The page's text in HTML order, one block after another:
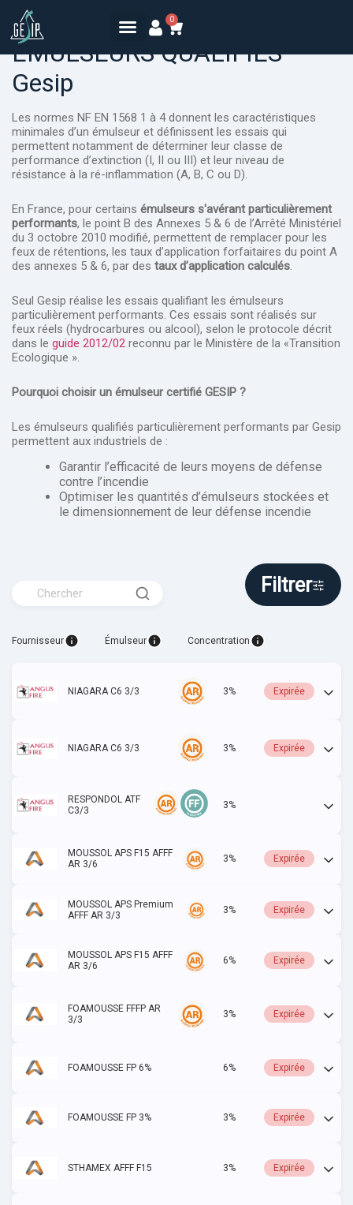
0
EMULSEURS QUALIFIES
Gesip
Les normes NF EN 1568 1 à 4 donnent les caractéristiques
minimales d’un émulseur et définissent les essais qui
permettent notamment de déterminer leur classe de
performance d’extinction (I, II ou III) et leur niveau de
résistance à la ré-inflammation (A, B, C ou D).
En France, pour certains émulseurs s'avérant particulièrement
performants, le point B des Annexes 5 & 6 de l’Arrêté Ministériel
du 3 octobre 2010 modifié, permettent de remplacer pour les
feux de rétentions, les taux d’application forfaitaires du point A
des annexes 5 & 6, par des taux d’application calculés.
Seul Gesip réalise les essais qualifiant les émulseurs
particulièrement performants. Ces essais sont réalisés sur
feux réels (hydrocarbures ou alcool), selon le protocole décrit
dans le guide 2012/02 reconnu par le Ministère de la «Transition
Ecologique ».
Pourquoi choisir un émulseur certifié GESIP ?
Les émulseurs qualifiés particulièrement performants par Gesip
permettent aux industriels de :
Garantir l’efficacité de leurs moyens de défense
contre l’incendie
Optimiser les quantités d’émulseurs stockées et
le dimensionnement de leur défense incendie
Filtrer
Fournisseur Émulseur Concentration
NIAGARA C6 3/3 3% Expirée
NIAGARA C6 3/3 3% Expirée
RESPONDOL ATF
C3/3
3%
MOUSSOL APS F15 AFFF
AR 3/6
3% Expirée
MOUSSOL APS Premium
AFFF AR 3/3
3% Expirée
MOUSSOL APS F15 AFFF
AR 3/6
6% Expirée
FOAMOUSSE FFFP AR
3/3
3% Expirée
FOAMOUSSE FP 6% 6% Expirée
FOAMOUSSE FP 3% 3% Expirée
STHAMEX AFFF F15 3% Expirée